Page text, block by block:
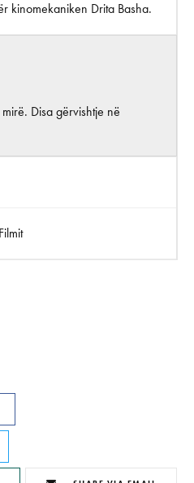
kinomekaniken Drita Basha.
Disa gërvishtje në